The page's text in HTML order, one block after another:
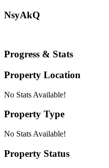
NsyAkQ
Progress & Stats
Property Location
No Stats Available!
Property Type
No Stats Available!
Property Status